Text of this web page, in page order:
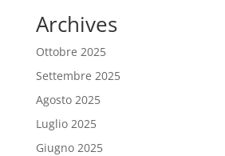
Archives
Ottobre 2025
Settembre 2025
Agosto 2025
Luglio 2025
Giugno 2025